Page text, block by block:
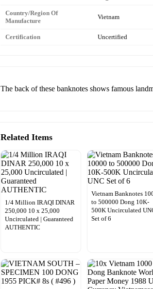
Country/Region Of
Manufacture
Vietnam
Certification Uncertified
The back of these banknotes shows famous
Related Items
1/4 Million IRAQI DINAR
250,000 10 x 25,000
Uncirculated | Guaranteed
AUTHENTIC
Vietnam Banknotes
to 500000 Dong 10K-
500K Uncirculated
Set of 6